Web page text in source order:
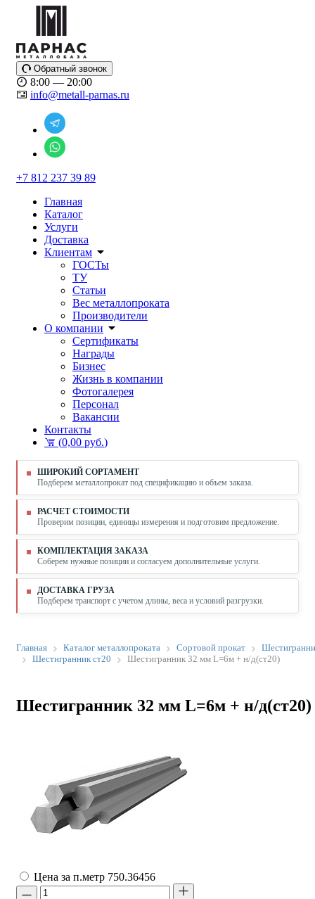
Обратный звонок
8:00 — 20:00
info@metall-parnas.ru
+7 812 237 39 89
Главная
Каталог
Услуги
Доставка
Клиентам
ГОСТы
ТУ
Статьи
Вес металлопроката
Производители
О компании
Сертификаты
Награды
Бизнес
Жизнь в компании
Фотогалерея
Персонал
Вакансии
Контакты
(0,00 руб.)
ШИРОКИЙ СОРТАМЕНТ
Подберем металлопрокат под спецификацию и объем заказа.
РАСЧЕТ СТОИМОСТИ
Проверим позиции, единицы измерения и подготовим предложение.
КОМПЛЕКТАЦИЯ ЗАКАЗА
Соберем нужные позиции и согласуем дополнительные услуги.
ДОСТАВКА ГРУЗА
Подберем транспорт с учетом длины, веса и условий разгрузки.
Главная Каталог металлопроката Сортовой прокат
Шестигранник ст20
Шестигранник 32 мм L=6м + н/д(ст20)
Шестигранник 32 мм L=6м + н/д(ст20)
Цена за п.метр 750.36456